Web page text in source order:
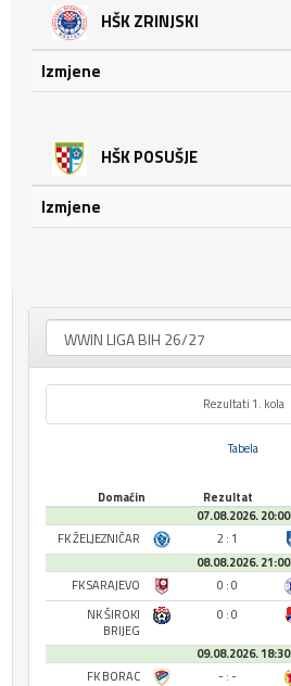
HŠK ZRINJSKI
Izmjene
HŠK POSUŠJE
Izmjene
Rezultati 1. kola
Tabela
Domaćin Rezultat
07.08.2026. 20:00
FK ŽELJEZNIČAR
2 : 1
08.08.2026. 21:00
FK SARAJEVO
0 : 0
NK ŠIROKI
BRIJEG
0 : 0
09.08.2026. 18:30
FK BORAC
- : -